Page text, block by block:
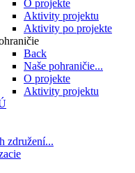
O projekte
Aktivity projektu
Aktivity po projekte
Back
Naše pohraničie...
O projekte
Aktivity projektu
združení...